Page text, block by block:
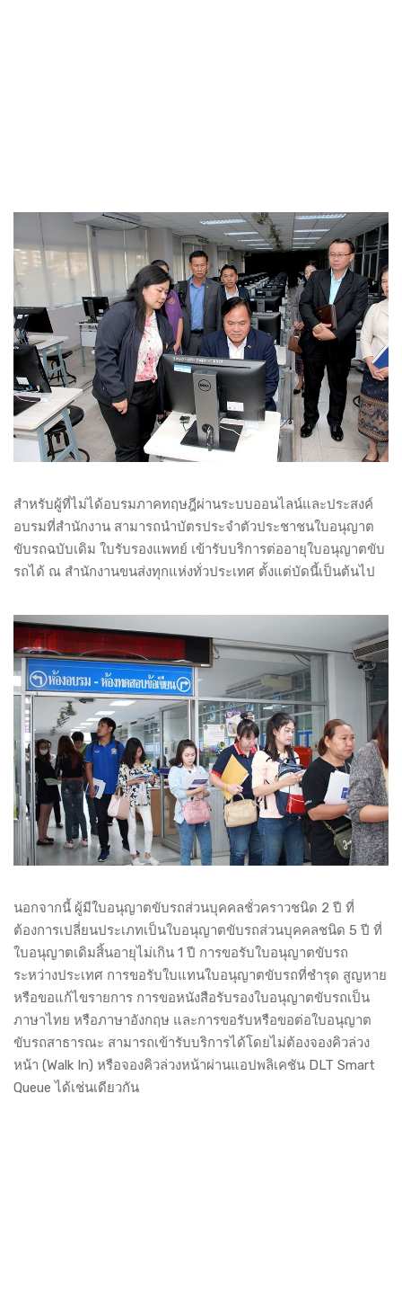
สำหรับผู้ที่ไม่ได้อบรมภาคทฤษฎีผ่านระบบออนไลน์และประสงค์
อบรมที่สำนักงาน สามารถนำบัตรประจำตัวประชาชนใบอนุญาต
ขับรถฉบับเดิม ใบรับรองแพทย์ เข้ารับบริการต่ออายุใบอนุญาตขับ
รถได้ ณ สำนักงานขนส่งทุกแห่งทั่วประเทศ ตั้งแต่บัดนี้เป็นต้นไป
นอกจากนี้ ผู้มีใบอนุญาตขับรถส่วนบุคคลชั่วคราวชนิด 2 ปี ที่
ต้องการเปลี่ยนประเภทเป็นใบอนุญาตขับรถส่วนบุคคลชนิด 5 ปี ที่
ใบอนุญาตเดิมสิ้นอายุไม่เกิน 1 ปี การขอรับใบอนุญาตขับรถ
ระหว่างประเทศ การขอรับใบแทนใบอนุญาตขับรถที่ชำรุด สูญหาย
หรือขอแก้ไขรายการ การขอหนังสือรับรองใบอนุญาตขับรถเป็น
ภาษาไทย หรือภาษาอังกฤษ และการขอรับหรือขอต่อใบอนุญาต
ขับรถสาธารณะ สามารถเข้ารับบริการได้โดยไม่ต้องจองคิวล่วง
หน้า (Walk In) หรือจองคิวล่วงหน้าผ่านแอปพลิเคชัน DLT Smart
Queue ได้เช่นเดียวกัน